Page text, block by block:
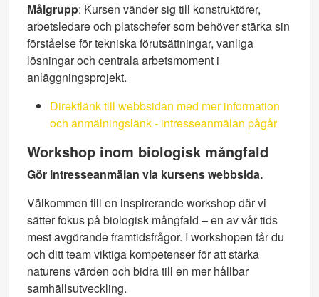
Målgrupp: Kursen vänder sig till konstruktörer,
arbetsledare och platschefer som behöver stärka sin
förståelse för tekniska förutsättningar, vanliga
lösningar och centrala arbetsmoment i
anläggningsprojekt.
Direktlänk till webbsidan med mer information
och anmälningslänk - intresseanmälan pågår
Workshop inom biologisk mångfald
Gör intresseanmälan via kursens webbsida.
Välkommen till en inspirerande workshop där vi
sätter fokus på biologisk mångfald – en av vår tids
mest avgörande framtidsfrågor. I workshopen får du
och ditt team viktiga kompetenser för att stärka
naturens värden och bidra till en mer hållbar
samhällsutveckling.